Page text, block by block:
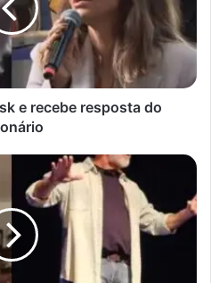
e recebe resposta do